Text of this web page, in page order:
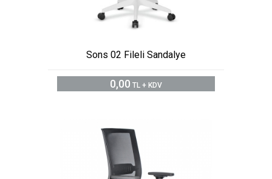
Sons 02 Fileli Sandalye
0,00 TL + KDV